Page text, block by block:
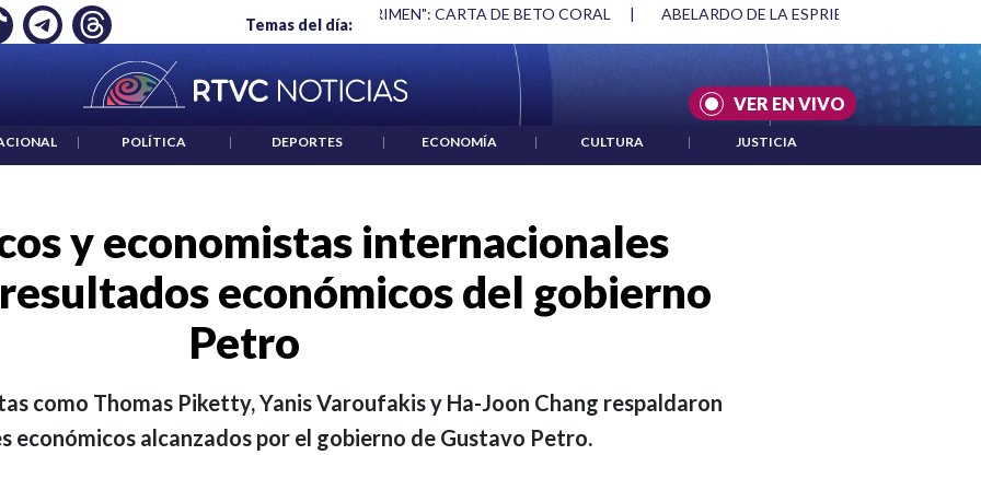
Temas del día:
UN CRIMEN": CARTA DE BETO CORAL ABELARDO DE LA ESPRIELLA Y DMG | ACUERDOS ENTRE ESTADOS UNIDOS E
VER EN VIVO
| POLÍTICA | DEPORTES | ECONOMÍA | CULTURA | JUSTICIA
y economistas internacionales
económicos del gobierno
Petro
como Thomas Piketty, Yanis Varoufakis y Ha-Joon Chang respaldaron
económicos alcanzados por el gobierno de Gustavo Petro.